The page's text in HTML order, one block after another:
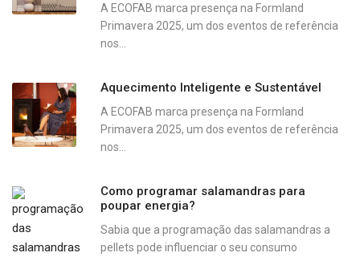
A ECOFAB marca presença na Formland
Primavera 2025, um dos eventos de referência
nos...
Aquecimento Inteligente e Sustentável
A ECOFAB marca presença na Formland
Primavera 2025, um dos eventos de referência
nos...
Como programar salamandras para
poupar energia?
Sabia que a programação das salamandras a
pellets pode influenciar o seu consumo